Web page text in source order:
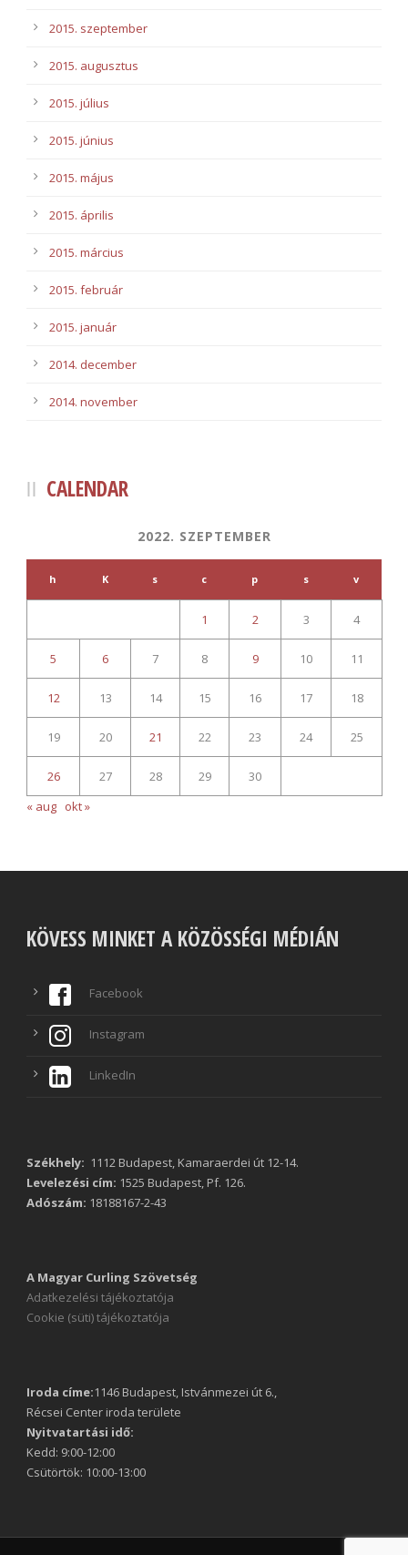
2015. szeptember
2015. augusztus
2015. július
2015. június
2015. május
2015. április
2015. március
2015. február
2015. január
2014. december
2014. november
CALENDAR
2022. SZEPTEMBER
h K s c p s v
1 2 3 4
5 6 7 8 9 10 11
12 13 14 15 16 17 18
19 20 21 22 23 24 25
26 27 28 29
30
« aug okt »
KÖVESS MINKET A KÖZÖSSÉGI MÉDIÁN
Facebook
Instagram
LinkedIn
Székhely: 1112 Budapest, Kamaraerdei út 12-14.
Levelezési cím: 1525 Budapest, Pf. 126.
Adószám: 18188167-2-43
A Magyar Curling Szövetség
Adatkezelési tájékoztatója
Cookie (süti) tájékoztatója
Iroda címe:1146 Budapest, Istvánmezei út 6.,
Récsei Center iroda területe
Nyitvatartási idő:
Kedd: 9:00-12:00
Csütörtök: 10:00-13:00